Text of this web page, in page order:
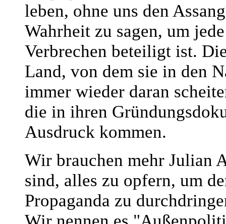
leben, ohne uns den
Wahrheit zu sagen, um
Verbrechen beteiligt ist.
Land, von dem sie in den
immer wieder daran
die in ihren
Ausdruck kommen.
Wir brauchen mehr Julian
sind, alles zu opfern, um
Propaganda zu